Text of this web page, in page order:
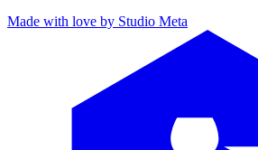
Made with love by Studio Meta